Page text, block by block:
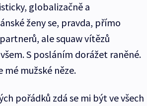
globalizačně a
ženy se, pravda, přímo
ale squaw vítězů
S posláním dorážet raněné.
mé mužské něze.
pořádků zdá se mi být ve všech